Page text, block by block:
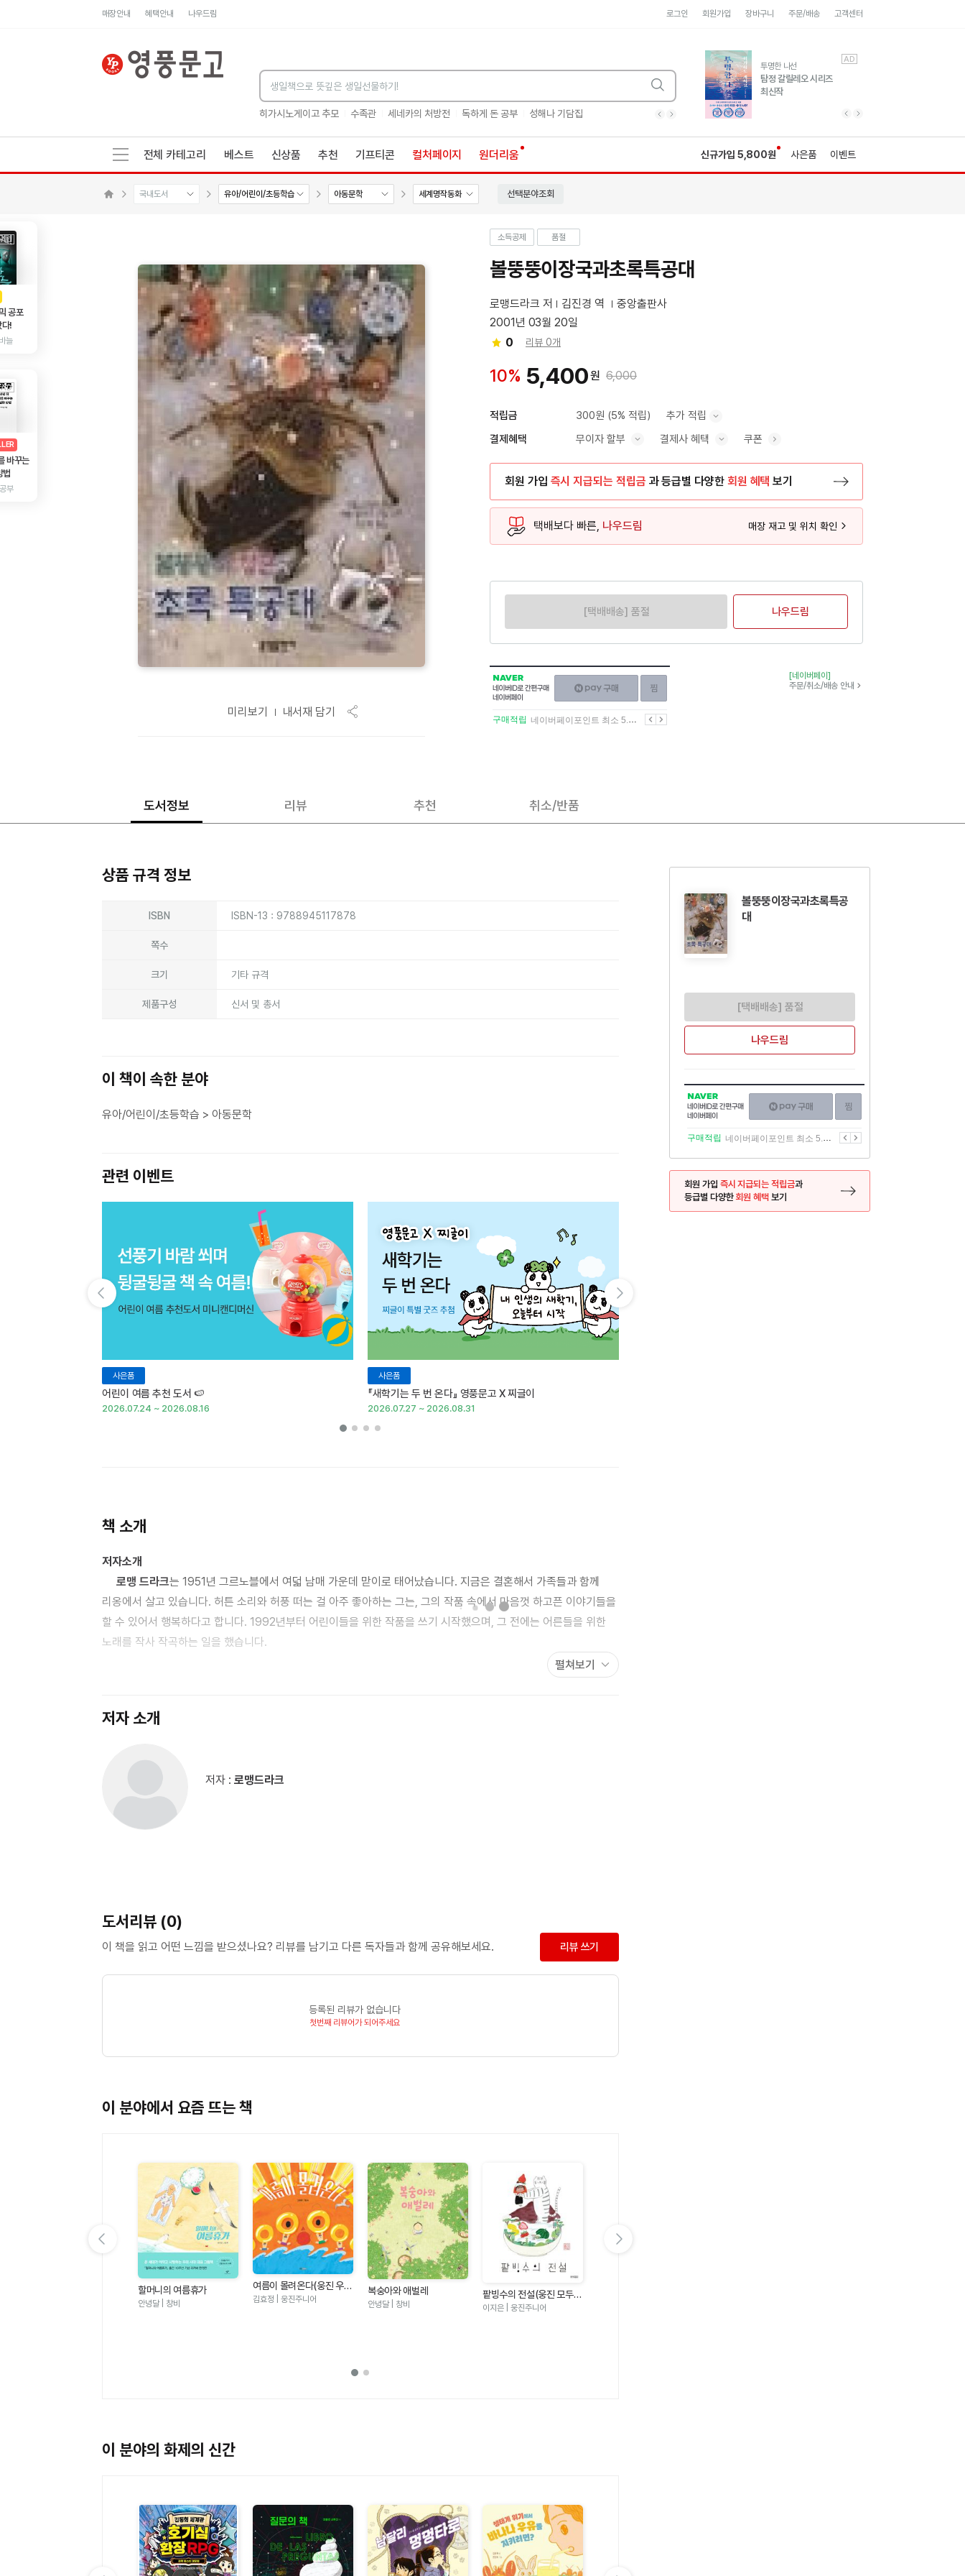
매장안내 혜택안내 나우드림 로그인 회원가입 장바구니 주문/배송 고객센터
히가시노게이고 추모 수족관 세네카의 처방전 독하게 돈 공부 성해나 기담집 히가시노게이고 추모 수족관 독하게 돈 공부
유럽 도시 기행3
풍성한 서사와 인문학적
통찰!
AD
투명한 나선
탐정 갈릴레오 시리즈
최신작
AD
전체 카테고리 베스트 신상품 추천 기프티콘 컬처페이지 원더리움 신규가입 5,800원 사은품 이벤트
국내도서 유아/어린이/초등학습 아동문학 세계명작동화 선택분야조회
AD
공포
다!
늘
AD
바꾸는
법
부
미리보기 내서재 담기
소득공제 품절
볼뚱뚱이장국과초록특공대
로맹드라크 저 김진경 역
중앙출판사
2001년 03월 20일
0
리뷰 0개
10% 5,400원 6,000
적립금 300원 (5% 적립) 추가 적립
결제혜택 무이자 할부 결제사 혜택 쿠폰
회원 가입 즉시 지급되는 적립금 과 등급별 다양한 회원 혜택 보기
택배보다 빠른, 나우드림 매장 재고 및 위치 확인
[택배배송] 품절 나우드림
NAVER
네이버
ID로
간편구매
네이버페이
구매하기
이전
구매적립 네이버페이포인트 최소 5.5% 적립 다음
[네이버페이]
주문/취소/배송 안내
도서정보 리뷰 추천 취소/반품
상품 규격 정보
ISBN ISBN-13 : 9788945117878
쪽수
크기 기타 규격
제품구성 신서 및 총서
이 책이 속한 분야
유아/어린이/초등학습 > 아동문학
관련 이벤트
사은품
어린이 여름 추천 도서 🍉
2026.07.24 ~ 2026.08.16
사은품
『새학기는 두 번 온다』 영풍문고 X 찌글이
2026.07.27 ~ 2026.08.31
책 소개
저자소개
로맹 드라크는 1951년 그르노블에서 여덟 남매 가운데 맏이로 태어났습니다. 지금은 결혼해서 가족들과 함께
리옹에서 살고 있습니다. 허튼 소리와 허풍 떠는 걸 아주 좋아하는 그는, 그의 작품 속에서 마음껏 하고픈 이야기들을
할 수 있어서 행복하다고 합니다. 1992년부터 어린이들을 위한 작품을 쓰기 시작했으며, 그 전에는 어른들을 위한
노래를 작사 작곡하는 일을 했습니다.
아파하지요. 얼마 전까지만 해도 화려한 초록색을 뽐내며 사람들을 기쁘게 해 주던 나무였는데 크리스마스가 끝나자
전나무를 구하러 도시 구석구석을 돌아다녀요. 그리고 버려진 전나무들을 집으로 가져와 생명을 주지요. 처음엔
장군은 마음 착한 소녀 마갈리와 함께 초록 특공대를 만들어 연병장 터에 버려진 전나무들을 심어요. 곧 연병장 터는
힘을 발휘할 수 있는지도 보여 줍니다.
펼쳐보기
저자 소개
저자 : 로맹드라크
도서리뷰 (0)
이 책을 읽고 어떤 느낌을 받으셨나요? 리뷰를 남기고 다른 독자들과 함께 공유해보세요. 리뷰 쓰기
등록된 리뷰가 없습니다
첫번째 리뷰어가 되어주세요
이 분야에서 요즘 뜨는 책
할머니의 여름휴가
안녕달 | 창비
여름이 몰려온다(웅진 우리
그림책 123)
김효정 | 웅진주니어
복숭아와 애벌레
안녕달 | 창비
팥빙수의 전설(웅진 모두의
그림책 21)
이지은 | 웅진주니어
이 분야의 화제의 신간
볼뚱뚱이장국과초록특공
대
[택배배송] 품절
나우드림
NAVER
네이버
ID로
간편구매
네이버페이
구매하기
이전
구매적립 네이버페이포인트 최소 5.5% 적립 다음
회원 가입 즉시 지급되는 적립금과
등급별 다양한회원 혜택 보기